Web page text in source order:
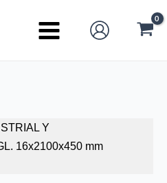
Main
Y
16x2100x450 mm